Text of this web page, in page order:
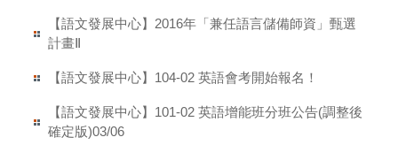
【語文發展中心】2016年「兼任語言儲備師資」甄選
計畫Ⅱ
【語文發展中心】104-02 英語會考開始報名！
【語文發展中心】101-02 英語增能班分班公告(調整後
確定版)03/06